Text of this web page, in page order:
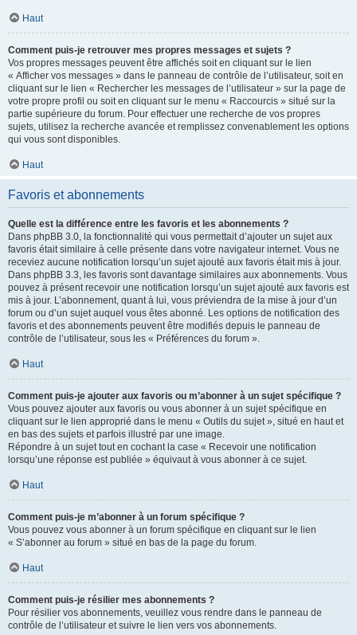
Haut
Comment puis-je retrouver mes propres messages et sujets ?
Vos propres messages peuvent être affichés soit en cliquant sur le lien
« Afficher vos messages » dans le panneau de contrôle de l’utilisateur, soit en
cliquant sur le lien « Rechercher les messages de l’utilisateur » sur la page de
votre propre profil ou soit en cliquant sur le menu « Raccourcis » situé sur la
partie supérieure du forum. Pour effectuer une recherche de vos propres
sujets, utilisez la recherche avancée et remplissez convenablement les options
qui vous sont disponibles.
Haut
Favoris et abonnements
Quelle est la différence entre les favoris et les abonnements ?
Dans phpBB 3.0, la fonctionnalité qui vous permettait d’ajouter un sujet aux
favoris était similaire à celle présente dans votre navigateur internet. Vous ne
receviez aucune notification lorsqu’un sujet ajouté aux favoris était mis à jour.
Dans phpBB 3.3, les favoris sont davantage similaires aux abonnements. Vous
pouvez à présent recevoir une notification lorsqu’un sujet ajouté aux favoris est
mis à jour. L’abonnement, quant à lui, vous préviendra de la mise à jour d’un
forum ou d’un sujet auquel vous êtes abonné. Les options de notification des
favoris et des abonnements peuvent être modifiés depuis le panneau de
contrôle de l’utilisateur, sous les « Préférences du forum ».
Haut
Comment puis-je ajouter aux favoris ou m’abonner à un sujet spécifique ?
Vous pouvez ajouter aux favoris ou vous abonner à un sujet spécifique en
cliquant sur le lien approprié dans le menu « Outils du sujet », situé en haut et
en bas des sujets et parfois illustré par une image.
Répondre à un sujet tout en cochant la case « Recevoir une notification
lorsqu’une réponse est publiée » équivaut à vous abonner à ce sujet.
Haut
Comment puis-je m’abonner à un forum spécifique ?
Vous pouvez vous abonner à un forum spécifique en cliquant sur le lien
« S’abonner au forum » situé en bas de la page du forum.
Haut
Comment puis-je résilier mes abonnements ?
Pour résilier vos abonnements, veuillez vous rendre dans le panneau de
contrôle de l’utilisateur et suivre le lien vers vos abonnements.